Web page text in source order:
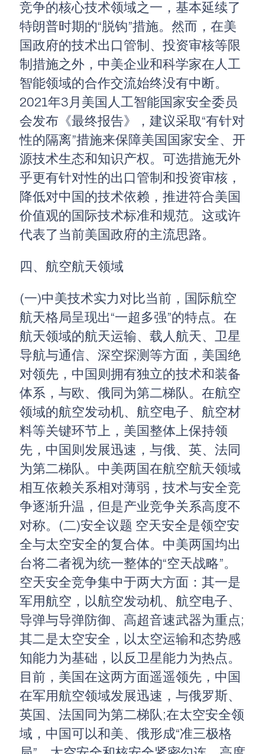
竞争的核心技术领域之一，基本延续了
特朗普时期的“脱钩”措施。然而，在美
国政府的技术出口管制、投资审核等限
制措施之外，中美企业和科学家在人工
智能领域的合作交流始终没有中断。
2021年3月美国人工智能国家安全委员
会发布《最终报告》，建议采取“有针对
性的隔离”措施来保障美国国家安全、开
源技术生态和知识产权。可选措施无外
乎更有针对性的出口管制和投资审核，
降低对中国的技术依赖，推进符合美国
价值观的国际技术标准和规范。这或许
代表了当前美国政府的主流思路。
四、航空航天领域
(一)中美技术实力对比当前，国际航空
航天格局呈现出“一超多强”的特点。在
航天领域的航天运输、载人航天、卫星
导航与通信、深空探测等方面，美国绝
对领先，中国则拥有独立的技术和装备
体系，与欧、俄同为第二梯队。在航空
领域的航空发动机、航空电子、航空材
料等关键环节上，美国整体上保持领
先，中国则发展迅速，与俄、英、法同
为第二梯队。中美两国在航空航天领域
相互依赖关系相对薄弱，技术与安全竞
争逐渐升温，但是产业竞争关系高度不
对称。(二)安全议题 空天安全是领空安
全与太空安全的复合体。中美两国均出
台将二者视为统一整体的“空天战略”。
空天安全竞争集中于两大方面：其一是
军用航空，以航空发动机、航空电子、
导弹与导弹防御、高超音速武器为重点;
其二是太空安全，以太空运输和态势感
知能力为基础，以反卫星能力为热点。
目前，美国在这两方面遥遥领先，中国
在军用航空领域发展迅速，与俄罗斯、
英国、法国同为第二梯队;在太空安全领
域，中国可以和美、俄形成“准三极格